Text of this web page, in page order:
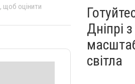
, щоб оцінити
Дніпрі
світла